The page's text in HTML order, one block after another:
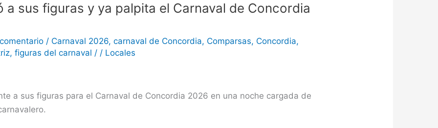
a sus figuras y ya palpita el Carnaval de Concordia
/ Carnaval 2026,carnaval de Concordia, Comparsas, Concordia,
,figuras del carnaval / / Locales
a sus figuras para el Carnaval de Concordia 2026 en una noche cargada de